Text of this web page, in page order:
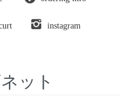
instagram
ット